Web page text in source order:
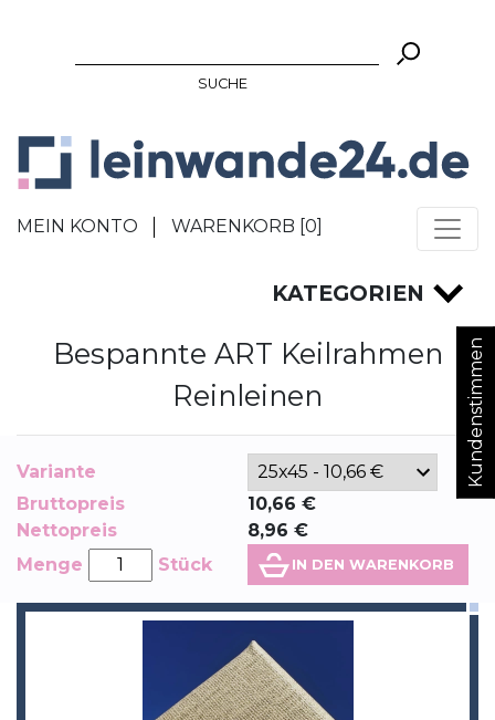
SUCHE
MEIN KONTO WARENKORB [0]
Kundenstimmen
KATEGORIEN
Bespannte ART Keilrahmen
Reinleinen
Variante
Bruttopreis
10,66 €
Nettopreis
8,96 €
Menge
Stück IN DEN WARENKORB